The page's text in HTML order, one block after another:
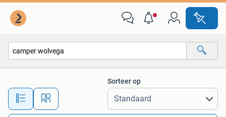
Alle afstanden…
Sorteer op